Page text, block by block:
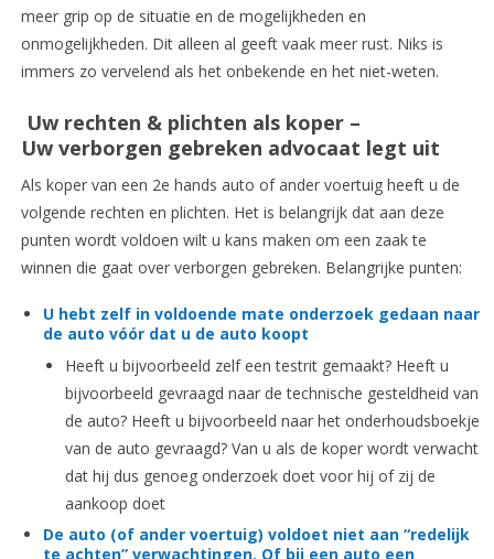
meer grip op de situatie en de mogelijkheden en
onmogelijkheden. Dit alleen al geeft vaak meer rust. Niks is
immers zo vervelend als het onbekende en het niet-weten.
Uw rechten & plichten als koper –
Uw verborgen gebreken advocaat legt uit
Als koper van een 2e hands auto of ander voertuig heeft u de
volgende rechten en plichten. Het is belangrijk dat aan deze
punten wordt voldoen wilt u kans maken om een zaak te
winnen die gaat over verborgen gebreken. Belangrijke punten:
U hebt zelf in voldoende mate onderzoek gedaan naar
de auto vóór dat u de auto koopt
Heeft u bijvoorbeeld zelf een testrit gemaakt? Heeft u
bijvoorbeeld gevraagd naar de technische gesteldheid van
de auto? Heeft u bijvoorbeeld naar het onderhoudsboekje
van de auto gevraagd? Van u als de koper wordt verwacht
dat hij dus genoeg onderzoek doet voor hij of zij de
aankoop doet
De auto (of ander voertuig) voldoet niet aan “redelijk
te achten” verwachtingen. Of bij een auto een